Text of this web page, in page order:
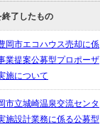
終了したもの
岡市エコハウス売却に係
業提案公募型プロポーザ
施について
市立城崎温泉交流センタ
施設計業務に係る公募型